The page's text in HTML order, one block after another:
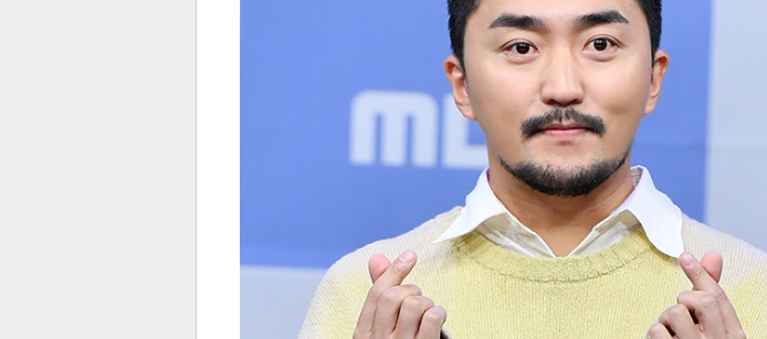
페이 트위 밴드 네이
댓글 텍스